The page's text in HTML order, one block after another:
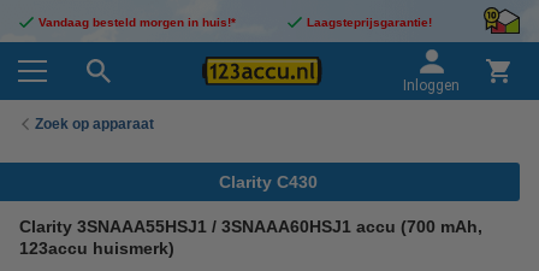
Vandaag besteld morgen in huis!* Laagsteprijsgarantie!
Inloggen
Zoek op apparaat
Clarity C430
Clarity 3SNAAA55HSJ1 / 3SNAAA60HSJ1 accu (700 mAh,
123accu huismerk)